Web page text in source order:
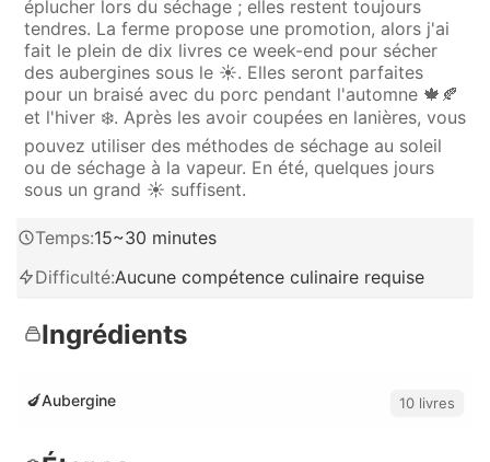
éplucher lors du séchage ; elles restent toujours
tendres. La ferme propose une promotion, alors j'ai
fait le plein de dix livres ce week-end pour sécher
des aubergines sous le ☀️. Elles seront parfaites
pour un braisé avec du porc pendant l'automne 🍁🍂
et l'hiver ❄️. Après les avoir coupées en lanières, vous
pouvez utiliser des méthodes de séchage au soleil
ou de séchage à la vapeur. En été, quelques jours
sous un grand ☀️ suffisent.
Temps:15~30 minutes
Difficulté:Aucune compétence culinaire requise
Ingrédients
🍆Aubergine 10 livres